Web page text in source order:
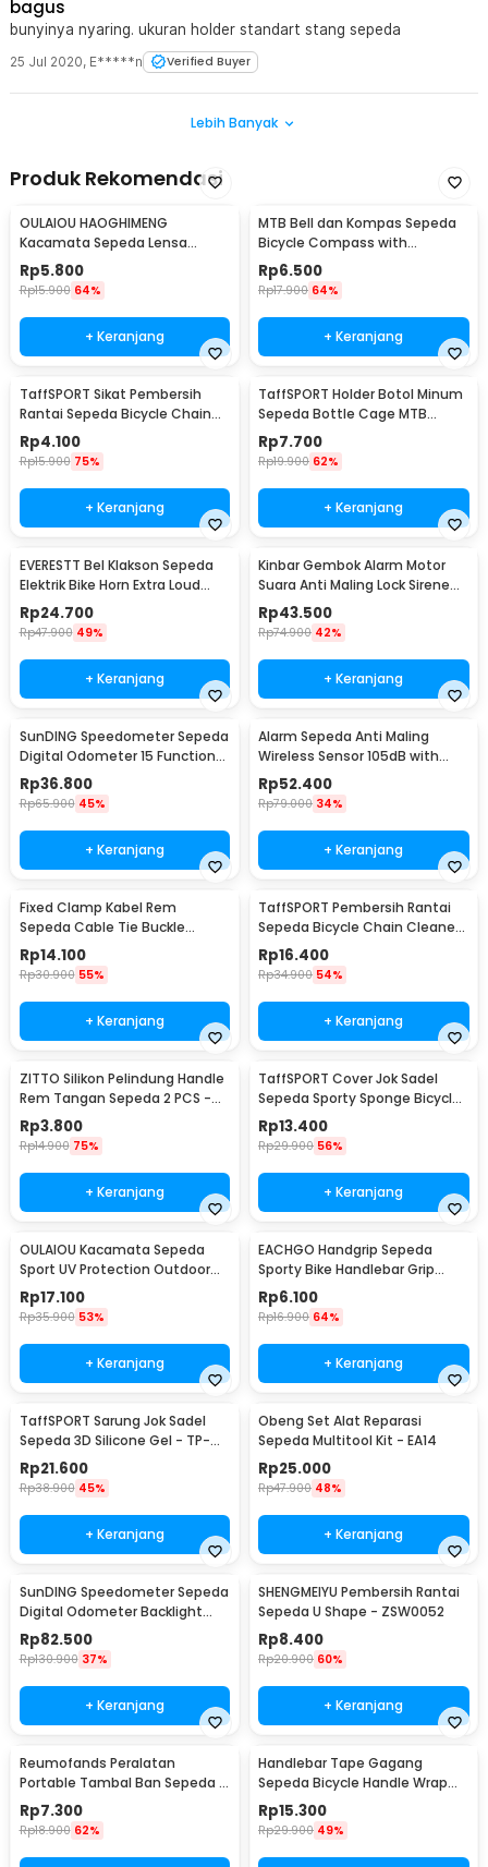
bagus
bunyinya nyaring. ukuran holder standart stang sepeda
25 Jul 2020, E*****n Verified Buyer
Lebih Banyak
Produk Rekomendasi
OULAIOU HAOGHIMENG
Kacamata Sepeda Lensa
Mercury Cycling Outdoor Sport
- 3015
Rp5.800
Rp15.900 64%
+ Keranjang
MTB Bell dan Kompas Sepeda
Bicycle Compass with
Trumpet Bell Aluminium -
R2194
Rp6.500
Rp17.900 64%
+ Keranjang
TaffSPORT Sikat Pembersih
Rantai Sepeda Bicycle Chain
Cleaning Brush - YQ012
Rp4.100
Rp15.900 75%
+ Keranjang
TaffSPORT Holder Botol Minum
Sepeda Bottle Cage MTB
Adjustable - TMD05B
Rp7.700
Rp19.900 62%
+ Keranjang
EVERESTT Bel Klakson Sepeda
Elektrik Bike Horn Extra Loud
95dB - SB-205
Rp24.700
Rp47.900 49%
+ Keranjang
Kinbar Gembok Alarm Motor
Suara Anti Maling Lock Sirene
10mm - GA14
Rp43.500
Rp74.900 42%
+ Keranjang
SunDING Speedometer Sepeda
Digital Odometer 15 Function
LCD Display - SD-548B
Rp36.800
Rp65.900 45%
+ Keranjang
Alarm Sepeda Anti Maling
Wireless Sensor 105dB with
Remote Control - TE-168
Rp52.400
Rp79.000 34%
+ Keranjang
Fixed Clamp Kabel Rem
Sepeda Cable Tie Buckle
Organizer 5 PCS
Rp14.100
Rp30.900 55%
+ Keranjang
TaffSPORT Pembersih Rantai
Sepeda Bicycle Chain Cleaner
Scrubber - YHW10-258
Rp16.400
Rp34.900 54%
+ Keranjang
ZITTO Silikon Pelindung Handle
Rem Tangan Sepeda 2 PCS -
M187
Rp3.800
Rp14.900 75%
+ Keranjang
TaffSPORT Cover Jok Sadel
Sepeda Sporty Sponge Bicycle
Seat Universal - HM847
Rp13.400
Rp29.900 56%
+ Keranjang
OULAIOU Kacamata Sepeda
Sport UV Protection Outdoor
Cycling Sunglasses - AJ1
Rp17.100
Rp35.900 53%
+ Keranjang
EACHGO Handgrip Sepeda
Sporty Bike Handlebar Grip
Silicone 1 Pair - STD
Rp6.100
Rp16.900 64%
+ Keranjang
TaffSPORT Sarung Jok Sadel
Sepeda 3D Silicone Gel - TP-
ZT01
Rp21.600
Rp38.900 45%
+ Keranjang
Obeng Set Alat Reparasi
Sepeda Multitool Kit - EA14
Rp25.000
Rp47.900 48%
+ Keranjang
SunDING Speedometer Sepeda
Digital Odometer Backlight
LCD Waterproof - SD-563A
Rp82.500
Rp130.900 37%
+ Keranjang
SHENGMEIYU Pembersih Rantai
Sepeda U Shape - ZSW0052
Rp8.400
Rp20.900 60%
+ Keranjang
Reumofands Peralatan
Portable Tambal Ban Sepeda -
RM21388
Rp7.300
Rp18.900 62%
Handlebar Tape Gagang
Sepeda Bicycle Handle Wrap
2M 30mm 2 PCS - GH-081H
Rp15.300
Rp29.900 49%